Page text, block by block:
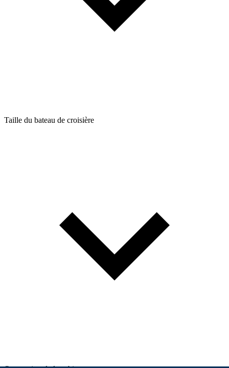
Taille du bateau de croisière